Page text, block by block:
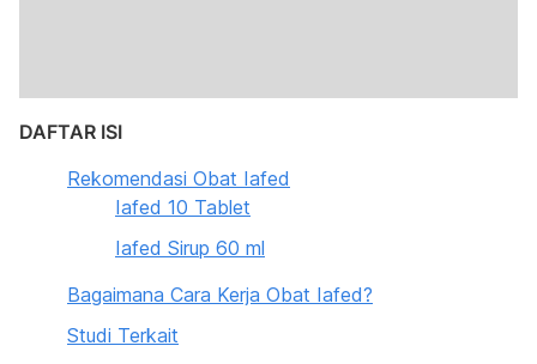
DAFTAR ISI
Rekomendasi Obat Iafed
Iafed 10 Tablet
Iafed Sirup 60 ml
Bagaimana Cara Kerja Obat Iafed?
Studi Terkait